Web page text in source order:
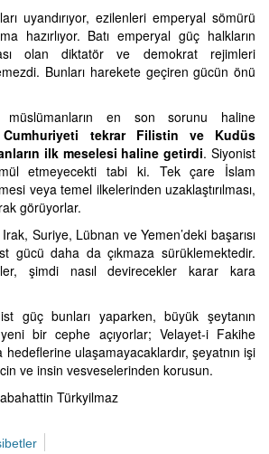
uyandırıyor, ezilenleri emperyal sömürü
hazırlıyor. Batı emperyal güç halkların
olan diktatör ve demokrat rejimleri
Bunları harekete geçiren gücün önü
en son sorunu haline
tekrar Filistin ve Kudüs
ilk meselesi haline getirdi. Siyonist
etmeyecekti tabi ki. Tek çare İslam
veya temel ilkelerinden uzaklaştırılması,
görüyorlar.
Suriye, Lübnan ve Yemen’deki başarısı
gücü daha da çıkmaza sürüklemektedir.
şimdi nasıl devirecekler karar kara
güç bunları yaparken, büyük şeytanın
bir cephe açıyorlar; Velayet-i Fakihe
hedeflerine ulaşamayacaklardır, şeyatnın işi
ve insin vesveselerinden korusun.
Türkyilmaz